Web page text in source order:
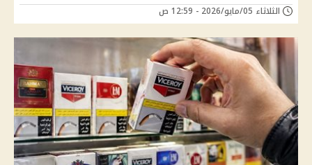
الثلاثاء 05/مايو/2026 - 12:59 ص